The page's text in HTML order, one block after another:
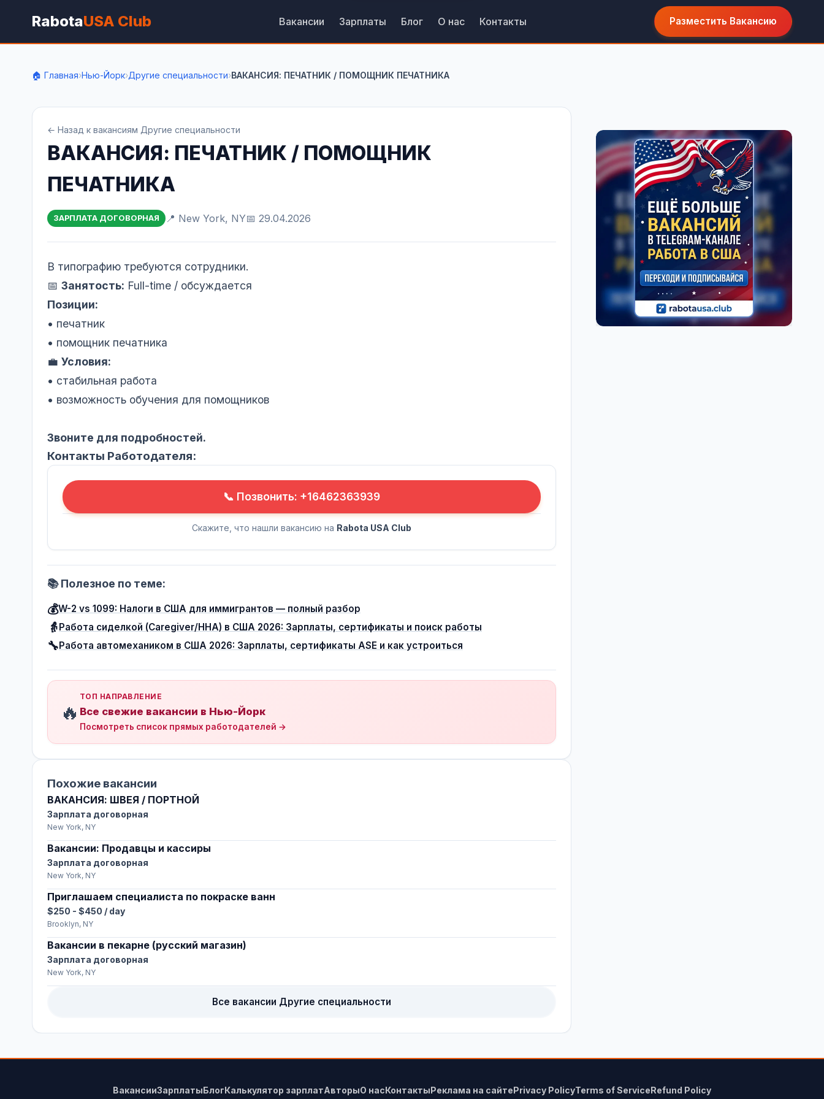
RabotaUSA Club Вакансии Зарплаты Блог О нас Контакты Разместить Вакансию
🏠 Главная›Нью-Йорк›Другие специальности›ВАКАНСИЯ: ПЕЧАТНИК / ПОМОЩНИК ПЕЧАТНИКА
← Назад к вакансиям Другие специальности
ВАКАНСИЯ: ПЕЧАТНИК / ПОМОЩНИК
ПЕЧАТНИКА
ЗАРПЛАТА ДОГОВОРНАЯ 📍 New York, NY📅 29.04.2026
В типографию требуются сотрудники.
📅 Занятость: Full-time / обсуждается
Позиции:
• печатник
• помощник печатника
💼 Условия:
• стабильная работа
• возможность обучения для помощников
Звоните для подробностей.
Контакты Работодателя:
📞 Позвонить: +16462363939
Скажите, что нашли вакансию на Rabota USA Club
📚 Полезное по теме:
💰W-2 vs 1099: Налоги в США для иммигрантов — полный разбор
👵Работа сиделкой (Caregiver/HHA) в США 2026: Зарплаты, сертификаты и поиск работы
🔧Работа автомехаником в США 2026: Зарплаты, сертификаты ASE и как устроиться
🔥
ТОП НАПРАВЛЕНИЕ
Все свежие вакансии в Нью-Йорк
Посмотреть список прямых работодателей →
Похожие вакансии
ВАКАНСИЯ: ШВЕЯ / ПОРТНОЙ
Зарплата договорная
New York, NY
Вакансии: Продавцы и кассиры
Зарплата договорная
New York, NY
Приглашаем специалиста по покраске ванн
$250 - $450 / day
Brooklyn, NY
Вакансии в пекарне (русский магазин)
Зарплата договорная
New York, NY
Все вакансии Другие специальности
ВакансииЗарплатыБлогКалькулятор зарплатАвторыО насКонтактыРеклама на сайтеPrivacy PolicyTerms of ServiceRefund Policy